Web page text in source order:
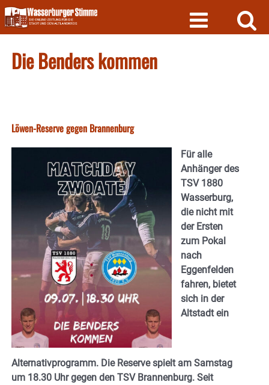
Skip
to
content
Die Benders kommen
Löwen-Reserve gegen Brannenburg
Für alle
Anhänger des
TSV 1880
Wasserburg,
die nicht mit
der Ersten
zum Pokal
nach
Eggenfelden
fahren, bietet
sich in der
Altstadt ein
Alternativprogramm. Die Reserve spielt am Samstag
um 18.30 Uhr gegen den TSV Brannenburg. Seit